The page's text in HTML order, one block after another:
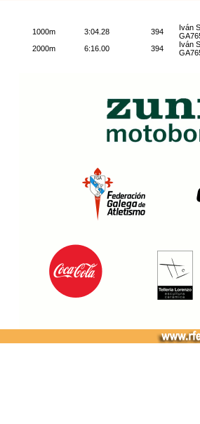
1000m 3:04.28 394
Iván
2000m
6:16.00 394
Iván